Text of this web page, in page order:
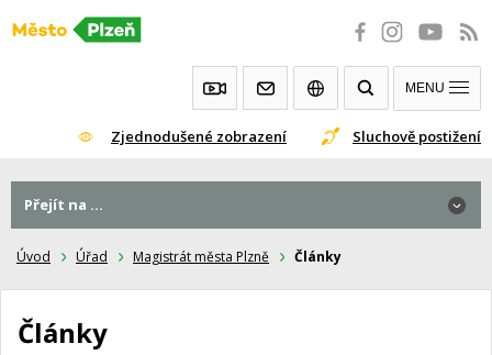
Přeskočit
Zjednodušené zobrazení Sluchově postižení
MENU
Úvod Úřad Magistrát města Plzně Články
Články
Přejít na ...